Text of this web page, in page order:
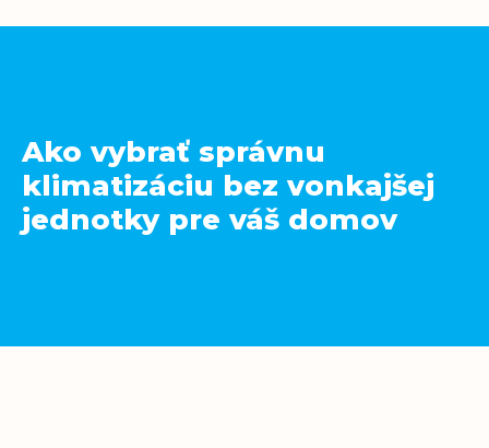
Ako vybrať správnu
klimatizáciu bez vonkajšej
jednotky pre váš domov